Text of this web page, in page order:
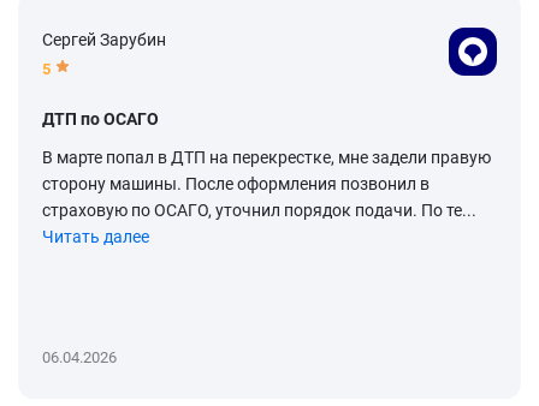
Сергей Зарубин
5
ДТП по ОСАГО
В марте попал в ДТП на перекрестке, мне задели правую
сторону машины. После оформления позвонил в
страховую по ОСАГО, уточнил порядок подачи. По те...
Читать далее
06.04.2026